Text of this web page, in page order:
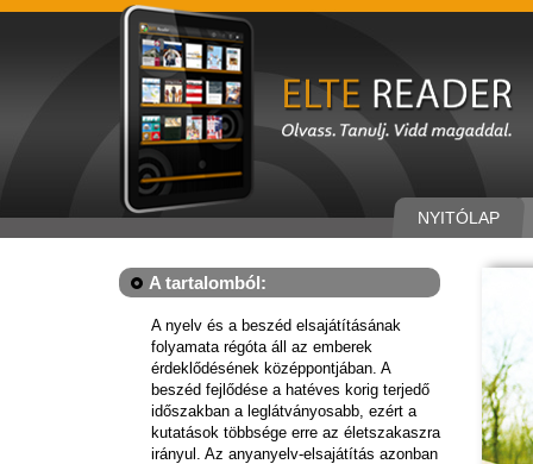
NYITÓLAP
A tartalomból:
A nyelv és a beszéd elsajátításának
folyamata régóta áll az emberek
érdeklődésének középpontjában. A
beszéd fejlődése a hatéves korig terjedő
időszakban a leglátványosabb, ezért a
kutatások többsége erre az életszakaszra
irányul. Az anyanyelv-elsajátítás azonban